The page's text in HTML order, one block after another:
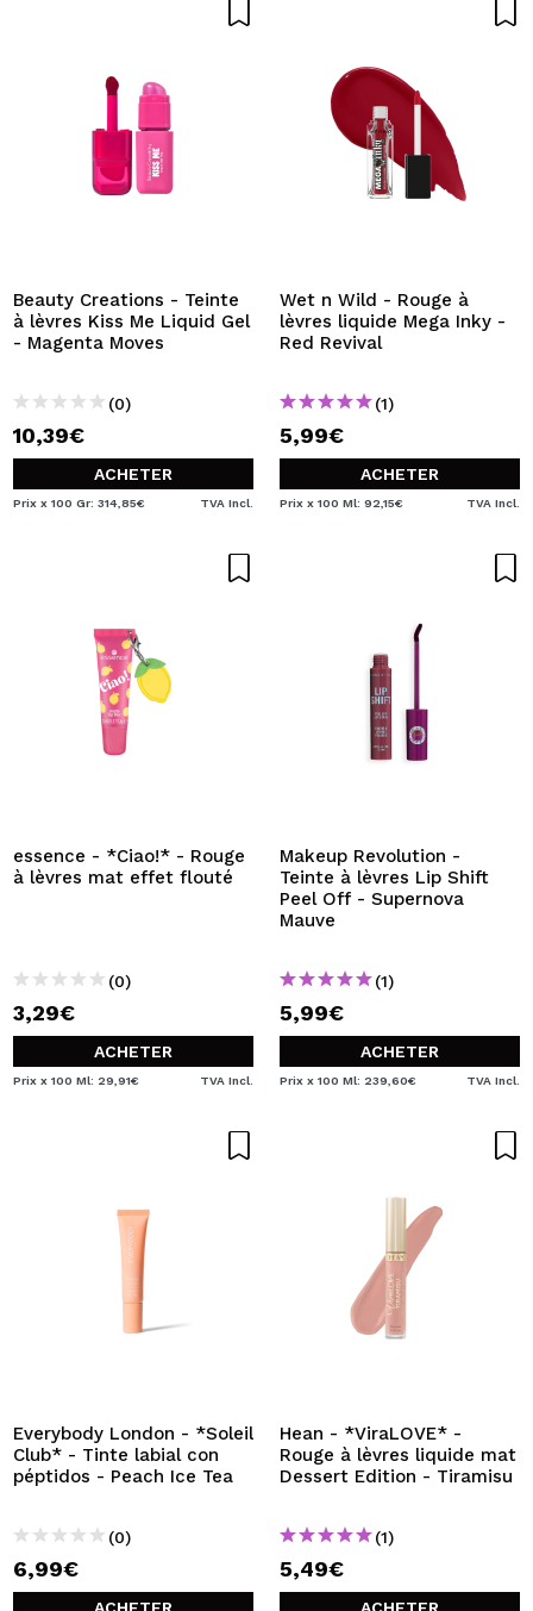
Beauty Creations - Teinte
à lèvres Kiss Me Liquid Gel
- Magenta Moves
(0)
10,39€
ACHETER
Prix x 100 Gr: 314,85€ TVA Incl.
Wet n Wild - Rouge à
lèvres liquide Mega Inky -
Red Revival
(1)
5,99€
ACHETER
Prix x 100 Ml: 92,15€ TVA Incl.
essence - *Ciao!* - Rouge
à lèvres mat effet flouté
(0)
3,29€
ACHETER
Prix x 100 Ml: 29,91€ TVA Incl.
Makeup Revolution -
Teinte à lèvres Lip Shift
Peel Off - Supernova
Mauve
(1)
5,99€
ACHETER
Prix x 100 Ml: 239,60€ TVA Incl.
Everybody London - *Soleil
Club* - Tinte labial con
péptidos - Peach Ice Tea
(0)
6,99€
Hean - *ViraLOVE* -
Rouge à lèvres liquide mat
Dessert Edition - Tiramisu
(1)
5,49€